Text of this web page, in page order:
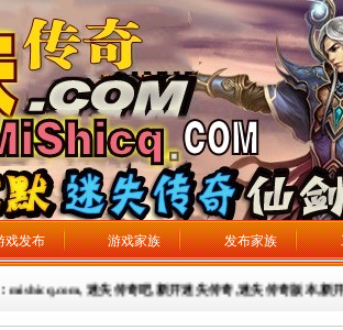
戏发布 游戏家族 发布家族
迷失传奇吧,新开迷失传奇,迷失传奇版本,新开迷失